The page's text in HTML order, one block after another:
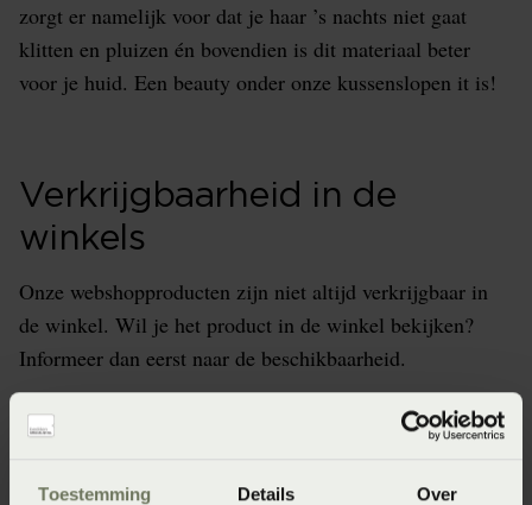
Toestemming Details Over
zorgt er namelijk voor dat je haar ’s nachts niet gaat
klitten en pluizen én bovendien is dit materiaal beter
voor je huid. Een beauty onder onze kussenslopen it is!
Verkrijgbaarheid in de
winkels
Onze webshopproducten zijn niet altijd verkrijgbaar in
de winkel. Wil je het product in de winkel bekijken?
Informeer dan eerst naar de beschikbaarheid.
Specificaties